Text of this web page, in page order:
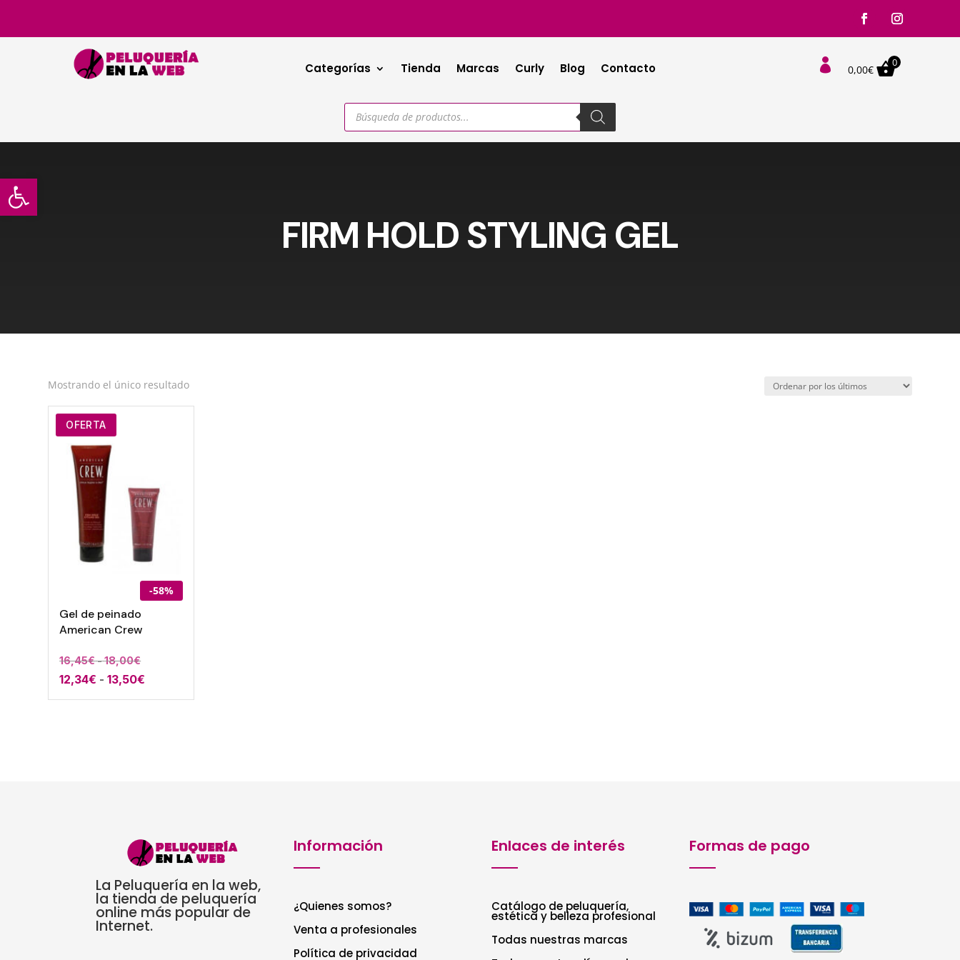
Abrir barra de herramientas
Categorías Tienda Marcas Curly Blog Contacto  0,00€
0
Búsqueda
productos
FIRM HOLD STYLING GEL
Mostrando el único resultado
OFERTA
-58%
Gel de peinado
American Crew
16,45€-18,00€Rango
de
precios:
12,34€ - 13,50€
de
La Peluquería en la web,
la tienda de peluquería
online más popular de
Internet.
Información
¿Quienes somos?
Venta a profesionales
Política de privacidad
Enlaces de interés
Catálogo de peluquería,
estética y belleza profesional
Todas nuestras marcas
Formas de pago